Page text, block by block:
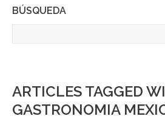
BÚSQUEDA
ARTICLES TAGGED
GASTRONOMIA